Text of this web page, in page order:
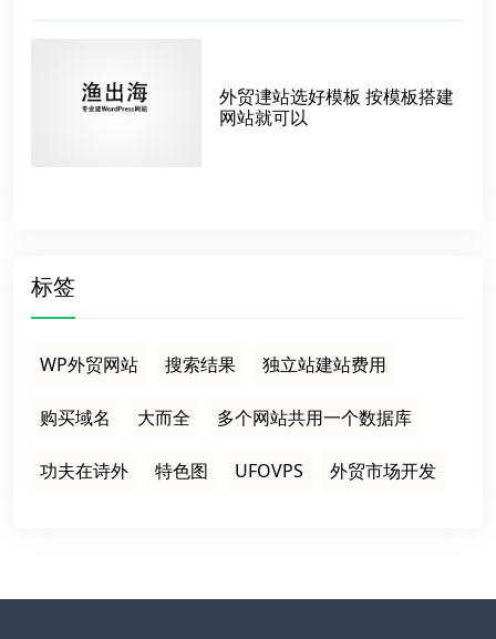
外贸䢖站选好模板 按模板搭建
网站就可以
标签
WP外贸网站 搜索结果 独立站建站费用
购买域名 大而全 多个网站共用一个数据库
功夫在诗外 特色图 UFOVPS 外贸市场开发